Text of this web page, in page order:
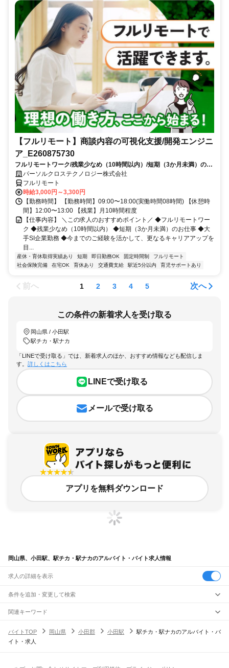
【フルリモート】商談内容の可視化支援/開発エンジニ
ア_E260875730
フルリモートワーク/残業少なめ（10時間以内）/短期（3か月未満）のお
仕事/大手SI企業勤務/今までのご経験を活かして、更なるキャリアアップ
を目指せます
パーソルクロステクノロジー株式会社
フルリモート
時給3,000円～3,300円
【勤務時間】 【勤務時間】09:00〜18:00(実働時間08時間) 【休憩時
間】12:00〜13:00 【残業】月10時間程度
【仕事内容】 ＼この求人のおすすめポイント／ ◆フルリモートワー
ク ◆残業少なめ（10時間以内） ◆短期（3か月未満）のお仕事 ◆大
手SI企業勤務 ◆今までのご経験を活かして、更なるキャリアアップを
目...
産休・育休取得実績あり 短期 即日勤務OK 固定時間制
フルリモート
社会保険完備
在宅OK 育休あり 交通費支給 駅近5分以内 育児サポートあり
前へ 1 2 3 4 5 次へ
この条件の新着求人を受け取る
岡山県 / 小田駅
駅チカ・駅ナカ
「LINEで受け取る」では、新着求人のほか、おすすめ情報なども配信しま
す。 詳しくはこちら
LINEで受け取る
メールで受け取る
アプリを無料ダウンロード
岡山県、小田駅、駅チカ・駅ナカのアルバイト・バイト求人情報
求人の詳細を表示
条件を追加・変更して検索
市区町村を追加・変更
岡山県すべて
岡山市
駅を追加・変更
職種を追加・変更
関連キーワード
バイトTOP
岡山県 小田郡 小田駅
駅チカ・駅ナカのアルバイト・バ
イト・求人